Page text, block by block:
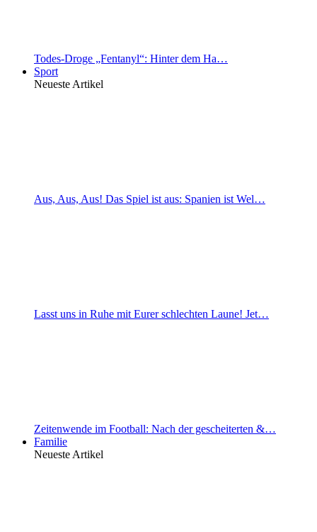
Todes-Droge „Fentanyl“: Hinter dem Ha…
Sport
Neueste Artikel
Aus, Aus, Aus! Das Spiel ist aus: Spanien ist Wel…
Lasst uns in Ruhe mit Eurer schlechten Laune! Jet…
Zeitenwende im Football: Nach der gescheiterten &…
Familie
Neueste Artikel